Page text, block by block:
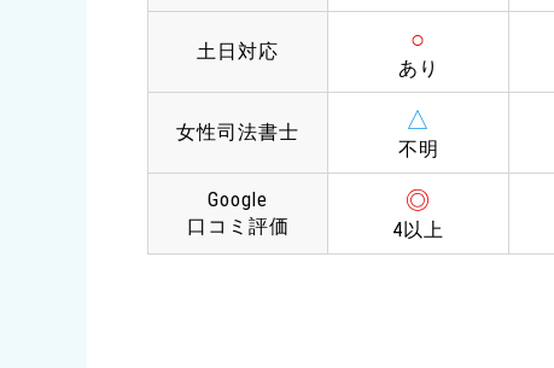
土日対応 ○
あり
女性司法書士 △
不明
Google
口コミ評価
◎
4以上